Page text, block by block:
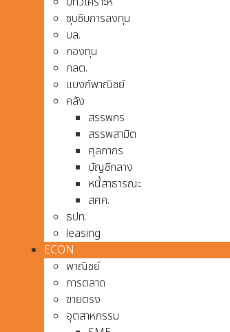
ซุบซิบการลงทุน
บล.
กองทุน
กลต.
แบงก์พาณิชย์
คลัง
สรรพกร
สรรพสามิต
ศุลกากร
บัญชีกลาง
หนี้สาธารณะ
สศค.
ธปท.
leasing
ECON
พาณิชย์
การตลาด
ขายตรง
อุตสาหกรรม